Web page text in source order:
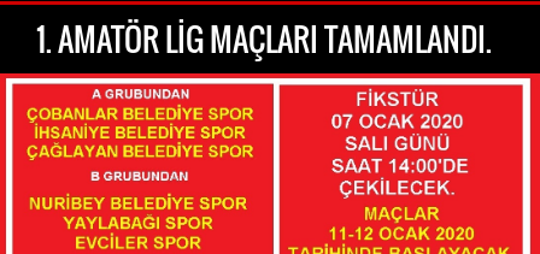
1. AMATÖR LİG MAÇLARI TAMAMLANDI.